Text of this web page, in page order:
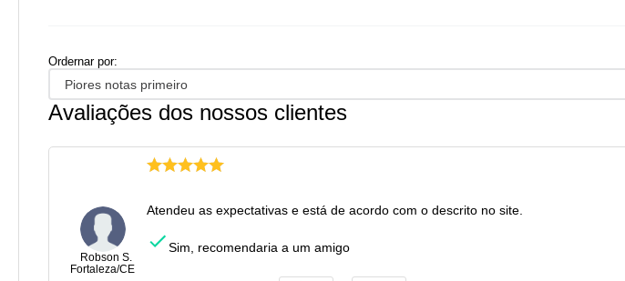
Ordernar por:
Piores notas primeiro
Avaliações dos nossos clientes
Robson S.
Fortaleza/CE
Atendeu as expectativas e está de acordo com o descrito no site.
Sim, recomendaria a um amigo